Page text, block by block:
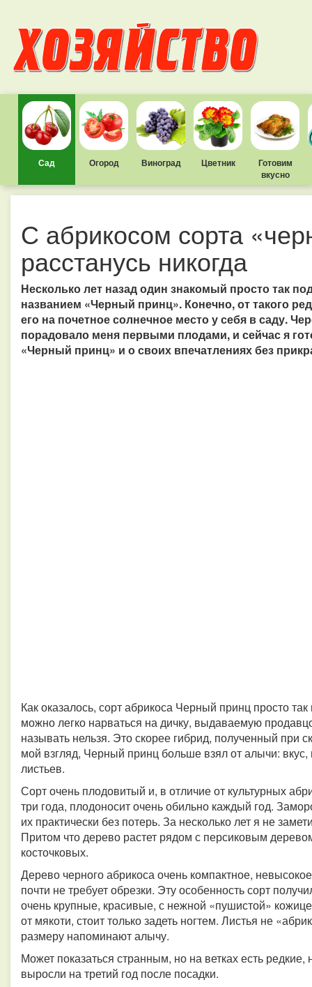
Сад Огород Виноград Цветник
Готовим
вкусно
С абрикосом сорта
расстанусь никогда
Несколько лет назад один знакомый просто так
названием «Черный принц». Конечно, от такого
его на почетное солнечное место у себя в саду.
порадовало меня первыми плодами, и сейчас я
«Черный принц» и о своих впечатлениях без
Как оказалось, сорт абрикоса Черный принц просто
можно легко нарваться на дичку, выдаваемую
называть нельзя. Это скорее гибрид, полученный при
мой взгляд, Черный принц больше взял от алычи:
листьев.
Сорт очень плодовитый и, в отличие от культурных
три года, плодоносит очень обильно каждый год.
их практически без потерь. За несколько лет я не
Притом что дерево растет рядом с персиковым
косточковых.
Дерево черного абрикоса очень компактное,
почти не требует обрезки. Эту особенность сорт
очень крупные, красивые, с нежной «пушистой»
от мякоти, стоит только задеть ногтем. Листья не
размеру напоминают алычу.
Может показаться странным, но на ветках есть
выросли на третий год после посадки.